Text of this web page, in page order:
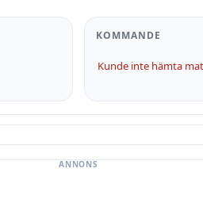
KOMMANDE
Kunde inte hämta
ANNONS